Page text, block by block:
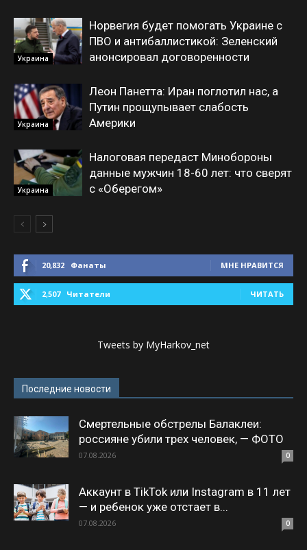
Украина
Норвегия будет помогать Украине с
ПВО и антибаллистикой: Зеленский
анонсировал договоренности
Украина
Леон Панетта: Иран поглотил нас, а
Путин прощупывает слабость
Америки
Украина
Налоговая передаст Минобороны
данные мужчин 18-60 лет: что сверят
с «Оберегом»
20,832 Фанаты МНЕ НРАВИТСЯ
2,507 Читатели ЧИТАТЬ
Tweets by MyHarkov_net
Последние новости
Смертельные обстрелы Балаклеи:
россияне убили трех человек, — ФОТО
07.08.2026 0
Аккаунт в TikTok или Instagram в 11 лет
— и ребенок уже отстает в...
07.08.2026 0